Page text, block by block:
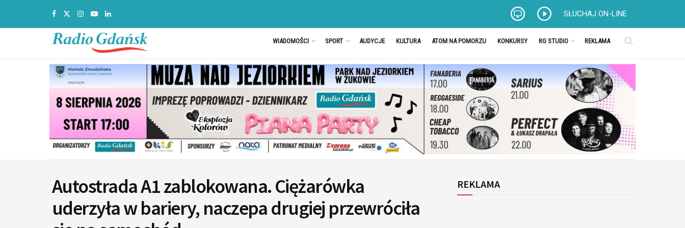
SŁUCHAJ ON-LINE
WIADOMOŚCI SPORT AUDYCJE KULTURA ATOM NA POMORZU KONKURSY RG STUDIO REKLAMA
Autostrada A1 zablokowana. Ciężarówka
uderzyła w bariery, naczepa drugiej przewróciła
REKLAMA